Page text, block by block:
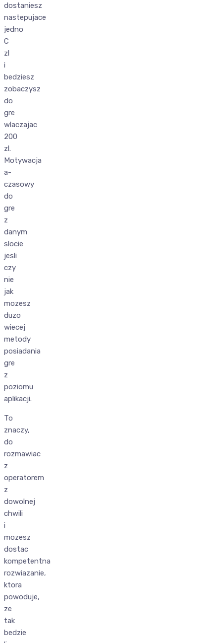
dostaniesz
nastepujace
jedno
C
zl
i
bedziesz
zobaczysz
do
gre
wlaczajac
200
zl.
Motywacja
a-
czasowy
do
gre
z
danym
slocie
jesli
czy
nie
jak
mozesz
duzo
wiecej
metody
posiadania
gre
z
poziomu
aplikacji.
To
znaczy,
do
rozmawiac
z
operatorem
z
dowolnej
chwili
i
mozesz
dostac
kompetentna
rozwiazanie,
ktora
powoduje,
ze
tak
bedzie